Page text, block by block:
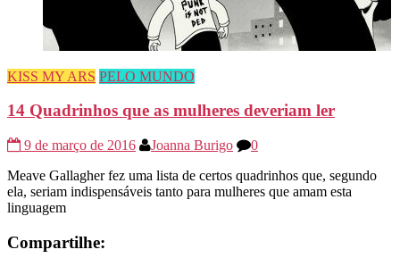
KISS MY ARS PELO MUNDO
14 Quadrinhos que as mulheres deveriam ler
9 de março de 2016 Joanna Burigo
0
Meave Gallagher fez uma lista de certos quadrinhos que, segundo
ela, seriam indispensáveis tanto para mulheres que amam esta
linguagem
Compartilhe: